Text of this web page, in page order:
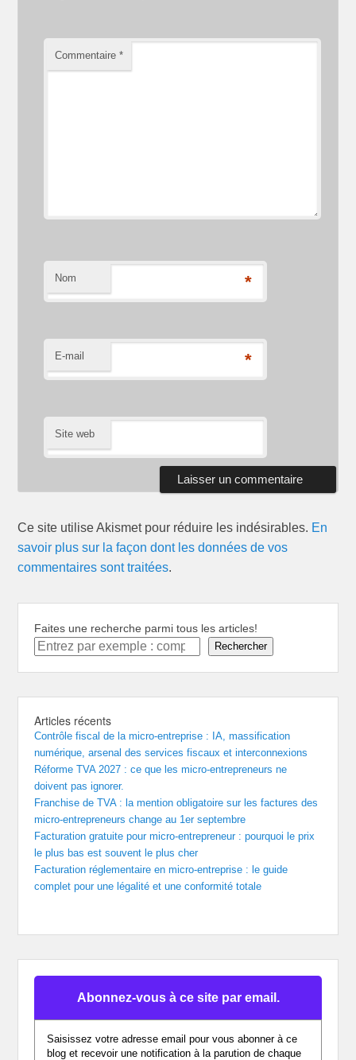
Commentaire*
Nom *
E-mail *
Site web
Ce site utilise Akismet pour réduire les indésirables. En
savoir plus sur la façon dont les données de vos
commentaires sont traitées.
Faites une recherche parmi tous les articles!
Rechercher
Articles récents
Contrôle fiscal de la micro-entreprise : IA, massification
numérique, arsenal des services fiscaux et interconnexions
Réforme TVA 2027 : ce que les micro-entrepreneurs ne
doivent pas ignorer.
Franchise de TVA : la mention obligatoire sur les factures des
micro-entrepreneurs change au 1er septembre
Facturation gratuite pour micro-entrepreneur : pourquoi le prix
le plus bas est souvent le plus cher
Facturation réglementaire en micro-entreprise : le guide
complet pour une légalité et une conformité totale
Abonnez-vous à ce site par email.
Saisissez votre adresse email pour vous abonner à ce
blog et recevoir une notification à la parution de chaque